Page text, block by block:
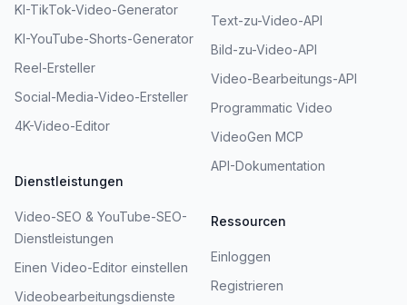
KI-TikTok-Video-Generator
KI-YouTube-Shorts-Generator
Reel-Ersteller
Social-Media-Video-Ersteller
4K-Video-Editor
Dienstleistungen
Video-SEO & YouTube-SEO-
Dienstleistungen
Einen Video-Editor einstellen
Videobearbeitungsdienste
Text-zu-Video-API
Bild-zu-Video-API
Video-Bearbeitungs-API
Programmatic Video
VideoGen MCP
API-Dokumentation
Ressourcen
Einloggen
Registrieren